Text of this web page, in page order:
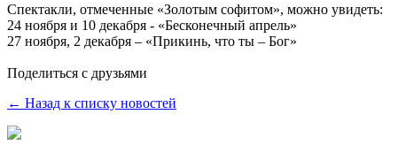
Спектакли, отмеченные «Золотым софитом», можно увидеть:
24 ноября и 10 декабря - «Бесконечный апрель»
27 ноября, 2 декабря – «Прикинь, что ты – Бог»
Поделиться с друзьями
← Назад к списку новостей